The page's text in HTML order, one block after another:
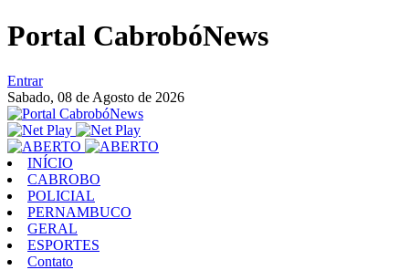
Portal CabrobóNews
Entrar
Sabado, 08 de Agosto de 2026
INÍCIO
CABROBO
POLICIAL
PERNAMBUCO
GERAL
ESPORTES
Contato